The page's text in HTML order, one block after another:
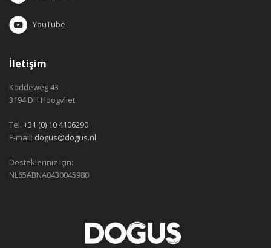
YouTube
İletişim
Koddeweg 43
3194 DH Hoogvliet
Tel. +31 (0) 10 4106290
E-mail: dogus@dogus.nl
Destekleriniz için:
NL65ABNA0430045980